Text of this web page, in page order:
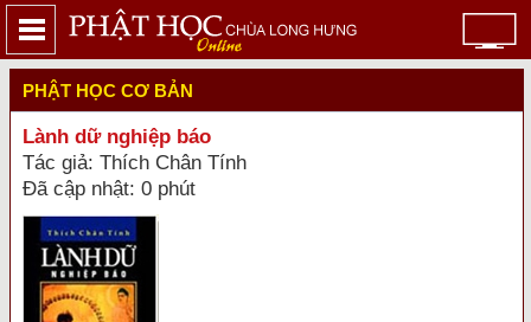
PHẬT HỌC CƠ BẢN
Lành dữ nghiệp báo
Tác giả: Thích Chân Tính
Đã cập nhật: 0 phút